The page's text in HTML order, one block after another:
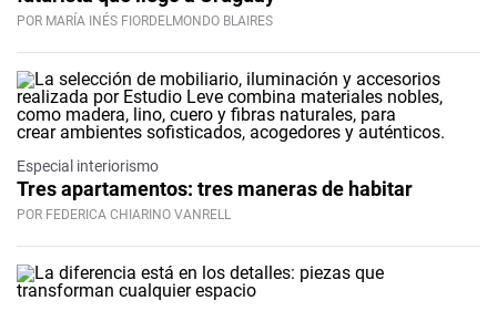
POR MARÍA INÉS FIORDELMONDO BLAIRES
Especial interiorismo
Tres apartamentos: tres maneras de habitar
POR FEDERICA CHIARINO VANRELL